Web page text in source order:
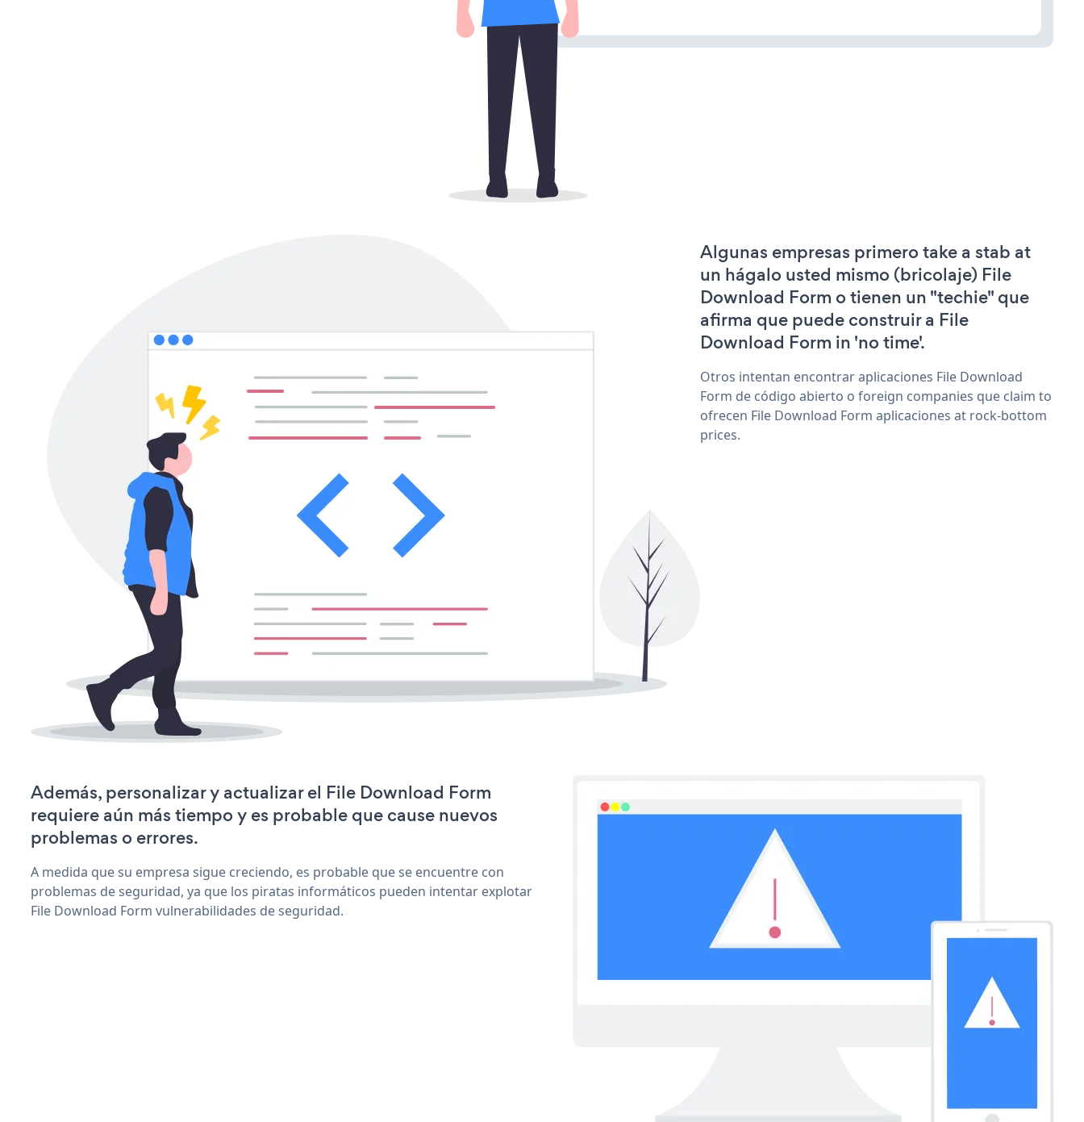
Algunas empresas primero take a stab at
un hágalo usted mismo (bricolaje) File
Download Form o tienen un "techie" que
afirma que puede construir a File
Download Form in 'no time'.
Otros intentan encontrar aplicaciones File Download
Form de código abierto o foreign companies que claim to
ofrecen File Download Form aplicaciones at rock-bottom
prices.
Además, personalizar y actualizar el File Download Form
requiere aún más tiempo y es probable que cause nuevos
problemas o errores.
A medida que su empresa sigue creciendo, es probable que se encuentre con
problemas de seguridad, ya que los piratas informáticos pueden intentar explotar
File Download Form vulnerabilidades de seguridad.